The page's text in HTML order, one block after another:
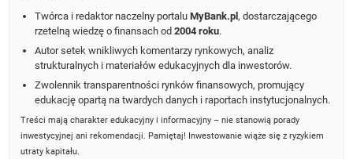
Twórca i redaktor naczelny portaluMyBank.pl, dostarczającego
rzetelną wiedzę o finansach od2004 roku.
Autor setek wnikliwych komentarzy rynkowych, analiz
strukturalnych i materiałów edukacyjnych dla inwestorów.
Zwolennik transparentności rynków finansowych, promujący
edukację opartą na twardych danych i raportach instytucjonalnych.
Treści mają charakter edukacyjny i informacyjny – nie stanowią porady
inwestycyjnej ani rekomendacji. Pamiętaj! Inwestowanie wiąże się z ryzykiem
utraty kapitału.